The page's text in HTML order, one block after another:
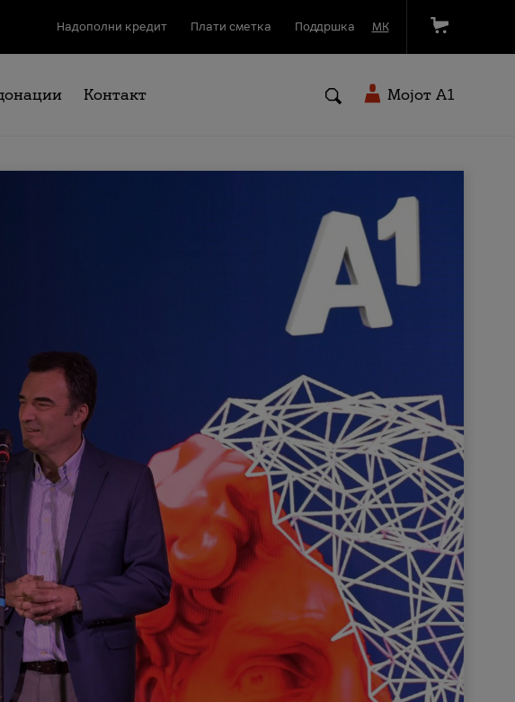
Надополни кредит Плати сметка Поддршка МК
Контакт Мојот A1